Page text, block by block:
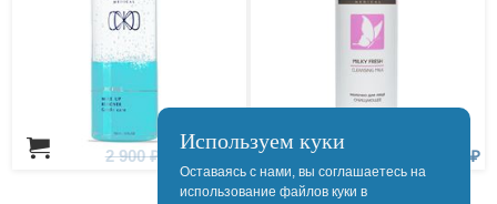
2 900 ₽ 880 ₽
Используем куки
Оставаясь с нами, вы соглашаетесь на
использование файлов куки в